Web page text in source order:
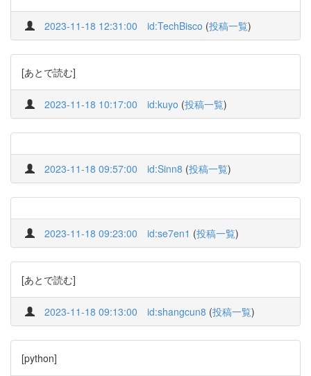
2023-11-18 12:31:00 id:TechBisco (投稿一覧)
[あとで読む]
2023-11-18 10:17:00 id:kuyo (投稿一覧)
2023-11-18 09:57:00 id:Sinn8 (投稿一覧)
2023-11-18 09:23:00 id:se7en1 (投稿一覧)
[あとで読む]
2023-11-18 09:13:00 id:shangcun8 (投稿一覧)
[python]